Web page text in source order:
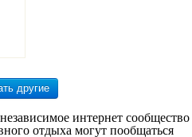
интернет сообщество
отдыха могут пообщаться